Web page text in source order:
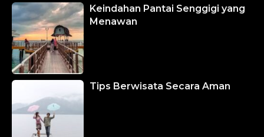
Keindahan Pantai Senggigi yang
Menawan
Tips Berwisata Secara Aman